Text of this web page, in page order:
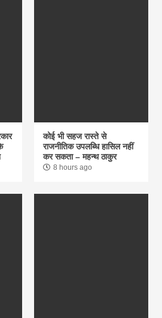
कोई भी सहज रास्ते से
राजनीतिक उपलब्धि हासिल नहीं
कर सकता – महन्थ ठाकुर
8 hours ago